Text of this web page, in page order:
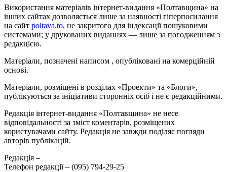
Використання матеріалів інтернет-видання «Полтавщина» на
інших сайтах дозволяється лише за наявності гіперпосилання
на сайт poltava.to, не закритого для індексації пошуковими
системами; у друкованих виданнях — лише за погодженням з
редакцією.
Матеріали, позначені написом , опубліковані на комерційній
основі.
Матеріали, розміщені в розділах «Проекти» та «Блоги»,
публікуються за ініціативи сторонніх осіб і не є редакційними.
Редакція інтернет-видання «Полтавщина» не несе
відповідальності за зміст коментарів, розміщених
користувачами сайту. Редакція не завжди поділяє погляди
авторів публікацій.
Редакція –
Телефон редакції – (095) 794-29-25